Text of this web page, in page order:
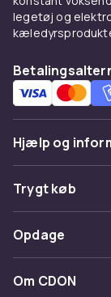
gæster får
Mere
Se også
legetøj og
Hjælp og
Ofte stillede
Spor pakke
Fortryd &
Kontakt os
Trygt køb
Betaling
Levering
Opdage
Kategorier
Om CDON